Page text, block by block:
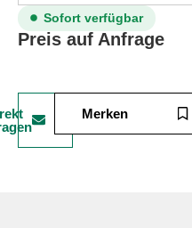
Sofort verfügbar
Preis auf Anfrage
Merken